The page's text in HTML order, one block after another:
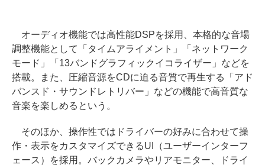
オーディオ機能では高性能DSPを採用、本格的な音場
調整機能として「タイムアライメント」「ネットワーク
モード」「13バンドグラフィックイコライザー」などを
搭載。また、圧縮音源をCDに迫る音質で再生する「アド
バンスド・サウンドレトリバー」などの機能で高音質な
音楽を楽しめるという。
そのほか、操作性ではドライバーの好みに合わせて操
作・表示をカスタマイズできるUI（ユーザーインターフ
ェース）を採用。バックカメラやリアモニター、ドライ